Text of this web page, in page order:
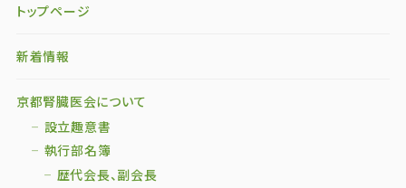
トップページ
新着情報
京都腎臓医会について
設立趣意書
執行部名簿
歴代会長、副会長